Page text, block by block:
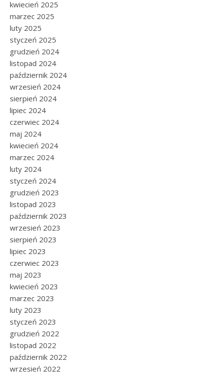
kwiecień 2025
marzec 2025
luty 2025
styczeń 2025
grudzień 2024
listopad 2024
październik 2024
wrzesień 2024
sierpień 2024
lipiec 2024
czerwiec 2024
maj 2024
kwiecień 2024
marzec 2024
luty 2024
styczeń 2024
grudzień 2023
listopad 2023
październik 2023
wrzesień 2023
sierpień 2023
lipiec 2023
czerwiec 2023
maj 2023
kwiecień 2023
marzec 2023
luty 2023
styczeń 2023
grudzień 2022
listopad 2022
październik 2022
wrzesień 2022